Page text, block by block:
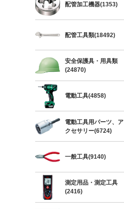
配管加工機器(1353)
配管工具類(18492)
安全保護具・用具類
(24870)
電動工具(4858)
電動工具用パーツ、ア
クセサリー(6724)
一般工具(9140)
測定用品・測定工具
(2416)